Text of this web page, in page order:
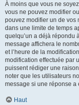
À moins que vous ne
vous ne pouvez modifier
pouvez modifier un de vos
dans une limite de temps
quelqu’un a déjà répondu
message affichera le
et l’heure de la
modification effectuée par
puissent rédiger une
noter que les utilisateurs
message si une réponse a
Haut